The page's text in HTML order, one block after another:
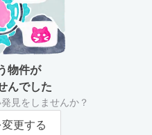
物件が
んでした
見をしませんか？
更する